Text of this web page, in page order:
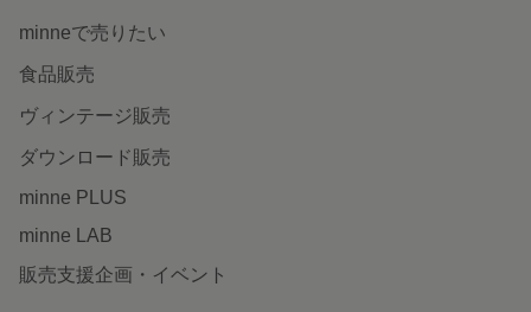
minneで売りたい
食品販売
ヴィンテージ販売
ダウンロード販売
minne PLUS
minne LAB
販売支援企画・イベント